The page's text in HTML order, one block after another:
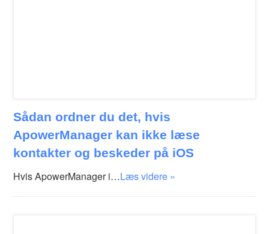
Sådan ordner du det, hvis
ApowerManager kan ikke læse
kontakter og beskeder på iOS
Hvis ApowerManager i…Læs videre »